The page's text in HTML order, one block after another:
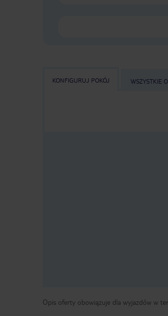
KONFIGURUJ POKÓJ WSZYSTKIE
Opis oferty obowiązuje dla wyjazdów w